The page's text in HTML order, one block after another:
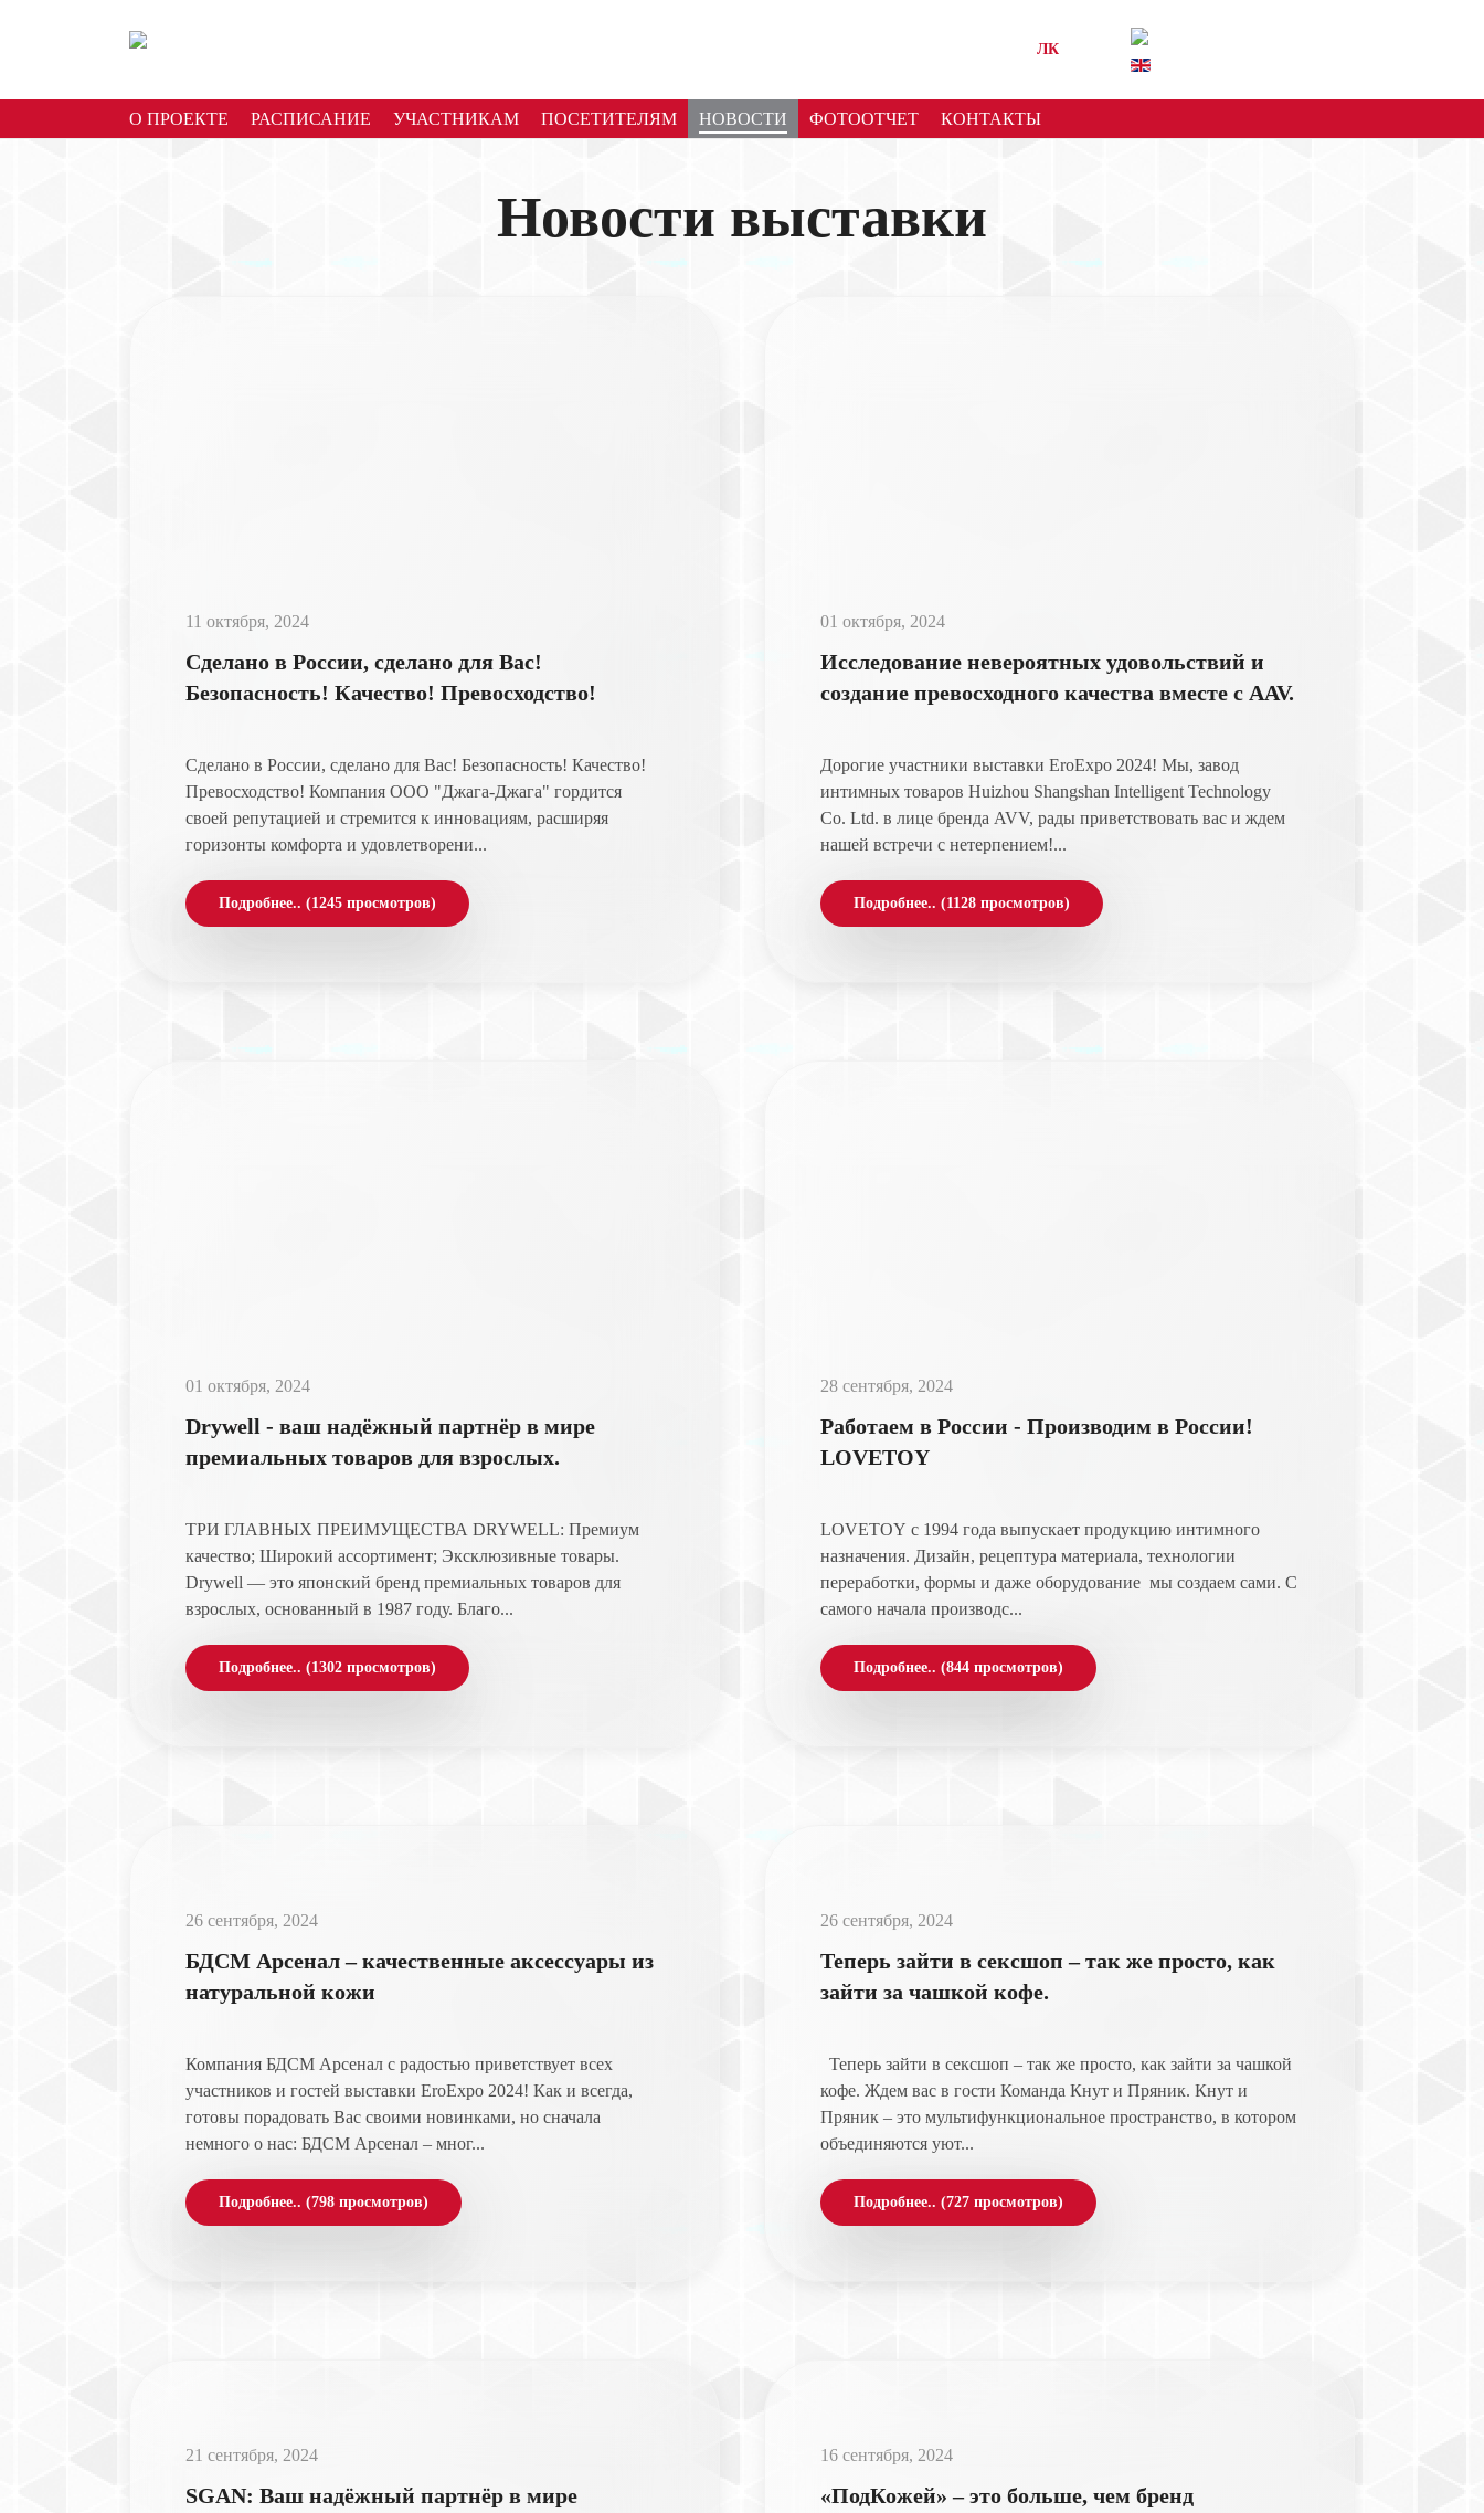
ЛК
О ПРОЕКТЕ РАСПИСАНИЕ УЧАСТНИКАМ ПОСЕТИТЕЛЯМ НОВОСТИ ФОТООТЧЕТ КОНТАКТЫ
Новости выставки
11 октября, 2024
Сделано в России, сделано для Вас!
Безопасность! Качество! Превосходство!
Сделано в России, сделано для Вас! Безопасность! Качество!
Превосходство! Компания ООО "Джага-Джага" гордится
своей репутацией и стремится к инновациям, расширяя
горизонты комфорта и удовлетворени...
Подробнее.. (1245 просмотров)
01 октября, 2024
Исследование невероятных удовольствий и
создание превосходного качества вместе с AAV.
Дорогие участники выставки EroExpo 2024! Мы, завод
интимных товаров Huizhou Shangshan Intelligent Technology
Co. Ltd. в лице бренда AVV, рады приветствовать вас и ждем
нашей встречи с нетерпением!...
Подробнее.. (1128 просмотров)
01 октября, 2024
Drywell - ваш надёжный партнёр в мире
премиальных товаров для взрослых.
ТРИ ГЛАВНЫХ ПРЕИМУЩЕСТВА DRYWELL: Премиум
качество; Широкий ассортимент; Эксклюзивные товары.
Drywell — это японский бренд премиальных товаров для
взрослых, основанный в 1987 году. Благо...
Подробнее.. (1302 просмотров)
28 сентября, 2024
Работаем в России - Производим в России!
LOVETOY
LOVETOY с 1994 года выпускает продукцию интимного
назначения. Дизайн, рецептура материала, технологии
переработки, формы и даже оборудование мы создаем сами. С
самого начала производс...
Подробнее.. (844 просмотров)
26 сентября, 2024
БДСМ Арсенал – качественные аксессуары из
натуральной кожи
Компания БДСМ Арсенал с радостью приветствует всех
участников и гостей выставки EroExpo 2024! Как и всегда,
готовы порадовать Вас своими новинками, но сначала
немного о нас: БДСМ Арсенал – мног...
Подробнее.. (798 просмотров)
26 сентября, 2024
Теперь зайти в сексшоп – так же просто, как
зайти за чашкой кофе.
Теперь зайти в сексшоп – так же просто, как зайти за чашкой
кофе. Ждем вас в гости Команда Кнут и Пряник. Кнут и
Пряник – это мультифункциональное пространство, в котором
объединяются уют...
Подробнее.. (727 просмотров)
21 сентября, 2024
SGAN: Ваш надёжный партнёр в мире
16 сентября, 2024
«ПодКожей» – это больше, чем бренд